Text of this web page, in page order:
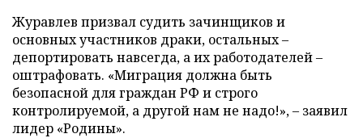
Журавлев призвал судить зачинщиков и
основных участников драки, остальных –
депортировать навсегда, а их работодателей –
оштрафовать. «Миграция должна быть
безопасной для граждан РФ и строго
контролируемой, а другой нам не надо!», – заявил
лидер «Родины».